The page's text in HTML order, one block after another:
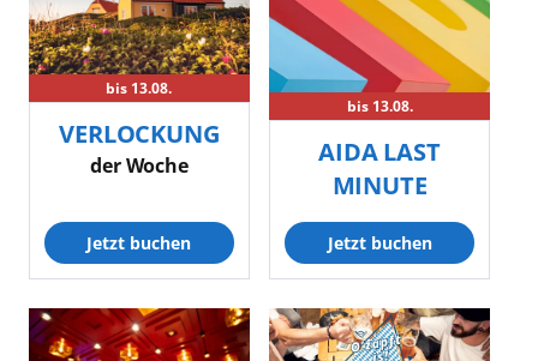
bis 13.08.
der Woche
VERLOCKUNG
Jetzt buchen
bis 13.08.
AIDA LAST
MINUTE
Jetzt buchen